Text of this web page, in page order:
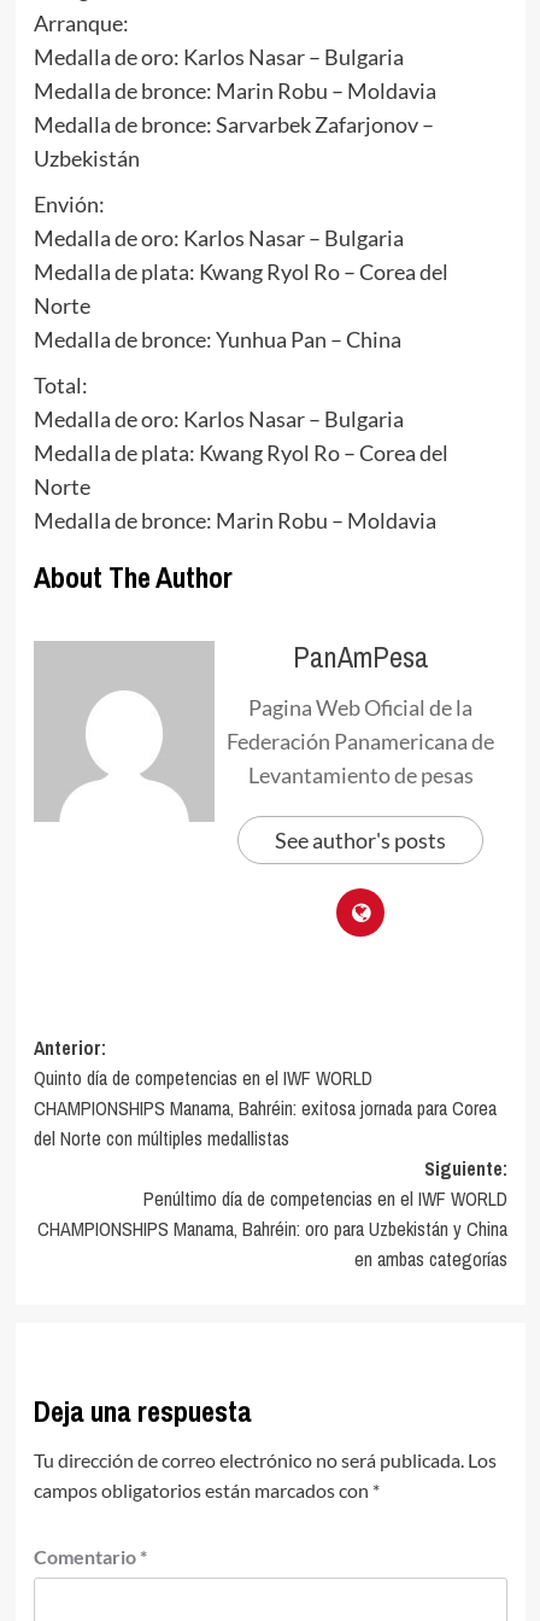
Arranque:
Medalla de oro: Karlos Nasar – Bulgaria
Medalla de bronce: Marin Robu – Moldavia
Medalla de bronce: Sarvarbek Zafarjonov –
Uzbekistán
Envión:
Medalla de oro: Karlos Nasar – Bulgaria
Medalla de plata: Kwang Ryol Ro – Corea del
Norte
Medalla de bronce: Yunhua Pan – China
Total:
Medalla de oro: Karlos Nasar – Bulgaria
Medalla de plata: Kwang Ryol Ro – Corea del
Norte
Medalla de bronce: Marin Robu – Moldavia
About The Author
PanAmPesa
Pagina Web Oficial de la
Federación Panamericana de
Levantamiento de pesas
See author's posts
Navegación
de
entradas
Anterior:
Quinto día de competencias en el IWF WORLD
CHAMPIONSHIPS Manama, Bahréin: exitosa jornada para Corea
del Norte con múltiples medallistas
Siguiente:
Penúltimo día de competencias en el IWF WORLD
CHAMPIONSHIPS Manama, Bahréin: oro para Uzbekistán y China
en ambas categorías
Deja una respuesta
Tu dirección de correo electrónico no será publicada. Los
campos obligatorios están marcados con *
Comentario *